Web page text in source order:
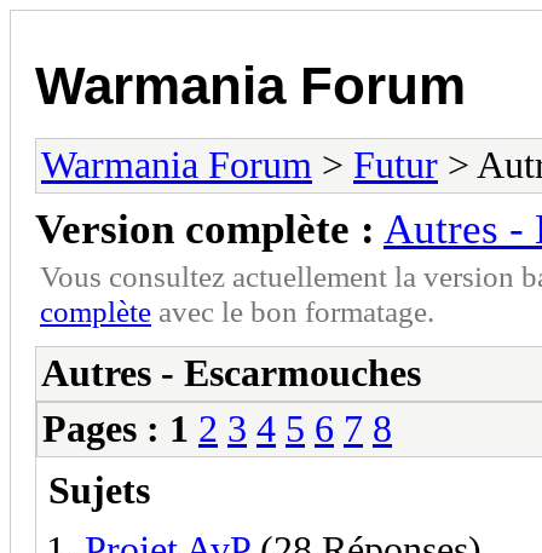
Warmania Forum
Warmania Forum > Futur >
Version complète : Autres -
Vous consultez actuellement la version
complète avec le bon formatage.
Autres - Escarmouches
Pages : 1 2 3 4 5 6 7 8
Sujets